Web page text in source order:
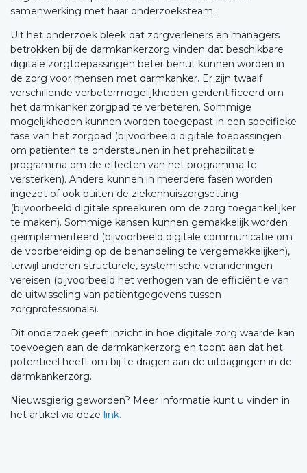
samenwerking met haar onderzoeksteam.
Uit het onderzoek bleek dat zorgverleners en managers
betrokken bij de darmkankerzorg vinden dat beschikbare
digitale zorgtoepassingen beter benut kunnen worden in
de zorg voor mensen met darmkanker. Er zijn twaalf
verschillende verbetermogelijkheden geïdentificeerd om
het darmkanker zorgpad te verbeteren. Sommige
mogelijkheden kunnen worden toegepast in een specifieke
fase van het zorgpad (bijvoorbeeld digitale toepassingen
om patiënten te ondersteunen in het prehabilitatie
programma om de effecten van het programma te
versterken). Andere kunnen in meerdere fasen worden
ingezet of ook buiten de ziekenhuiszorgsetting
(bijvoorbeeld digitale spreekuren om de zorg toegankelijker
te maken). Sommige kansen kunnen gemakkelijk worden
geïmplementeerd (bijvoorbeeld digitale communicatie om
de voorbereiding op de behandeling te vergemakkelijken),
terwijl anderen structurele, systemische veranderingen
vereisen (bijvoorbeeld het verhogen van de efficiëntie van
de uitwisseling van patiëntgegevens tussen
zorgprofessionals).
Dit onderzoek geeft inzicht in hoe digitale zorg waarde kan
toevoegen aan de darmkankerzorg en toont aan dat het
potentieel heeft om bij te dragen aan de uitdagingen in de
darmkankerzorg.
Nieuwsgierig geworden? Meer informatie kunt u vinden in
het artikel via deze link.